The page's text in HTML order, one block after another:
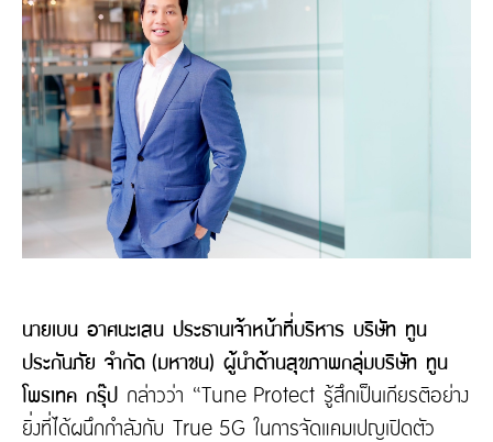
นายเบน อาศนะเสน ประธานเจ้าหน้าที่บริหาร บริษัท ทูน
ประกันภัย จำกัด (มหาชน) ผู้นำด้านสุขภาพกลุ่มบริษัท ทูน
โพรเทค กรุ๊ป กล่าวว่า “Tune Protect รู้สึกเป็นเกียรติอย่าง
ยิ่งที่ได้ผนึกกำลังกับ True 5G ในการจัดแคมเปญเปิดตัว